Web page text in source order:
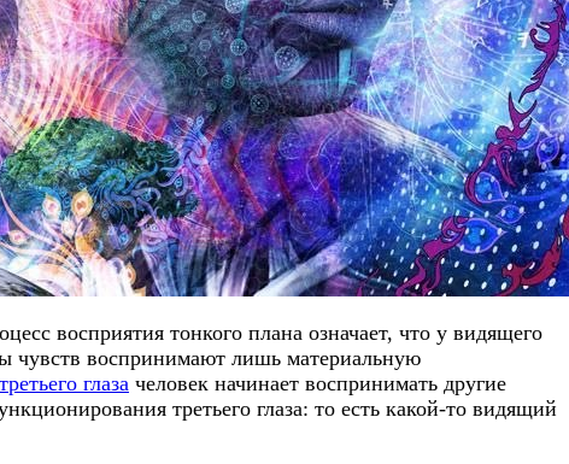
восприятия тонкого плана означает, что у видящего
чувств воспринимают лишь материальную
глаза человек начинает воспринимать другие
третьего глаза: то есть какой-то видящий